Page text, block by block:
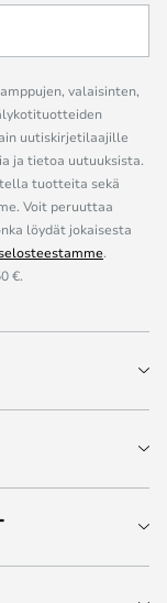
valaisinten,
uutiskirjetilaajille
ja tietoa uutuuksista.
tuotteita sekä
Voit peruuttaa
löydät jokaisesta
.
€.